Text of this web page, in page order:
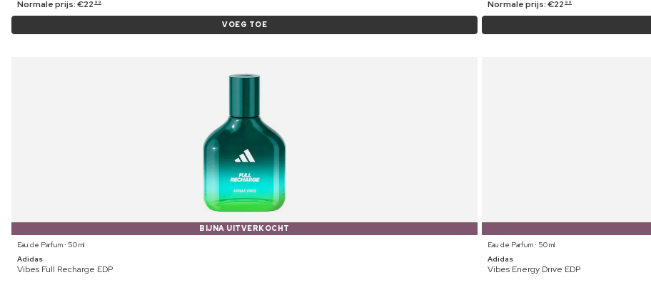
Normale prijs:€22 99
VOEG TOE
Normale prijs:€22 99
BIJNA UITVERKOCHT
Eau de Parfum ⋅ 50 ml
Adidas
Vibes Full Recharge EDP
Eau de Parfum ⋅ 50 ml
Adidas
Vibes Energy Drive EDP